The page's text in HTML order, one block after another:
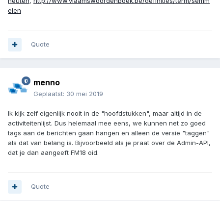
elen
Quote
menno
Geplaatst: 30 mei 2019
Ik kijk zelf eigenlijk nooit in de "hoofdstukken", maar altijd in de
activiteitenlijst. Dus helemaal mee eens, we kunnen net zo goed
tags aan de berichten gaan hangen en alleen de versie "taggen"
als dat van belang is. Bijvoorbeeld als je praat over de Admin-API,
dat je dan aangeeft FM18 oid.
Quote